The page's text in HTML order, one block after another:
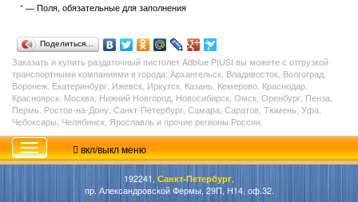
* — Поля, обязательные для заполнения
Поделиться…
Заказать и купить раздаточный пистолет Adblue PIUSI вы можете с отгрузкой
транспортными компаниями в города: Архангельск, Владивосток, Волгоград,
Воронеж, Екатеринбург, Ижевск, Иркутск, Казань, Кемерово, Краснодар,
Красноярск, Москва, Нижний Новгород, Новосибирск, Омск, Оренбург, Пенза,
Пермь, Ростов-на-Дону, Санкт-Петербург, Самара, Саратов, Тюмень, Уфа,
Чебоксары, Челябинск, Ярославль и прочие регионы России.
вкл/выкл меню
192241, Санкт-Петербург,
пр. Александровской Фермы, 29П, Н14, оф.32.